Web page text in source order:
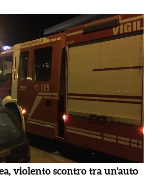
violento scontro tra un’auto